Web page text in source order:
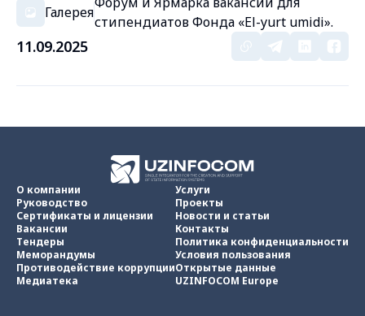
Галерея
стипендиатов Фонда «El-yurt umidi».
11.09.2025
О компании
Руководство
Сертификаты и лицензии
Вакансии
Тендеры
Меморандумы
Противодействие коррупции
Медиатека
Услуги
Проекты
Новости и статьи
Контакты
Политика конфиденциальности
Условия пользования
Открытые данные
UZINFOCOM Europe